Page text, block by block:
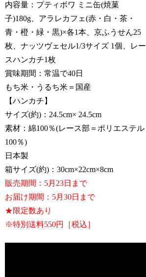
内容量：プティボワ ミニ缶(焼菓
子)180g、アラレカフェ(赤・白・茶・
青・橙・緑・黒)×各1本、京ふうせん25
枚、ナッツヴェセル1/3サイズ 1個、レー
スハンカチ1枚
賞味期間：常温で40日
もち米・うるち米＝国産
【ハンカチ】
サイズ(約)：24.5cm× 24.5cm
素材：綿100％(レース部＝ポリエステル
100％)
日本製
箱サイズ(約)：30cm×22cm×8cm
販売期間：5月23日まで
お届け期間：5月30日まで
★限定数あり
※特別送料550円［税込］